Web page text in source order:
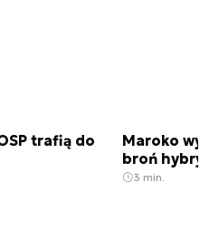
trafią do
Maroko
broń
3 min.